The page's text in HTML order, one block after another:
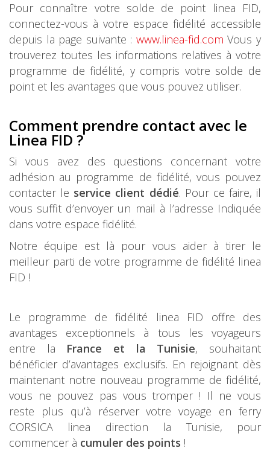
Pour connaître votre solde de point linea FID,
connectez-vous à votre espace fidélité accessible
depuis la page suivante : www.linea-fid.com Vous y
trouverez toutes les informations relatives à votre
programme de fidélité, y compris votre solde de
point et les avantages que vous pouvez utiliser.
Comment prendre contact avec le
Linea FID ?
Si vous avez des questions concernant votre
adhésion au programme de fidélité, vous pouvez
contacter le service client dédié. Pour ce faire, il
vous suffit d’envoyer un mail à l’adresse Indiquée
dans votre espace fidélité.
Notre équipe est là pour vous aider à tirer le
meilleur parti de votre programme de fidélité linea
FID !
Le programme de fidélité linea FID offre des
avantages exceptionnels à tous les voyageurs
entre la France et la Tunisie, souhaitant
bénéficier d’avantages exclusifs. En rejoignant dès
maintenant notre nouveau programme de fidélité,
vous ne pouvez pas vous tromper ! Il ne vous
reste plus qu’à réserver votre voyage en ferry
CORSICA linea direction la Tunisie, pour
commencer à cumuler des points !